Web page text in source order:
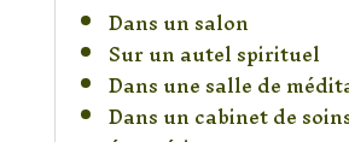
Dans un salon
Sur un autel spirituel
Dans une salle de
Dans un cabinet de